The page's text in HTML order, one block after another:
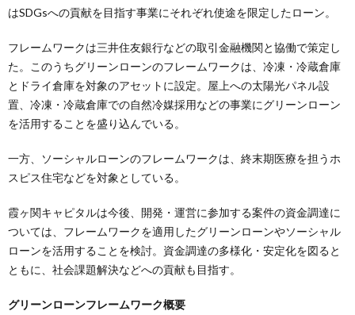
はSDGsへの貢献を目指す事業にそれぞれ使途を限定したローン。
フレームワークは三井住友銀行などの取引金融機関と協働で策定し
た。このうちグリーンローンのフレームワークは、冷凍・冷蔵倉庫
とドライ倉庫を対象のアセットに設定。屋上への太陽光パネル設
置、冷凍・冷蔵倉庫での自然冷媒採用などの事業にグリーンローン
を活用することを盛り込んでいる。
一方、ソーシャルローンのフレームワークは、終末期医療を担うホ
スピス住宅などを対象としている。
霞ヶ関キャピタルは今後、開発・運営に参加する案件の資金調達に
ついては、フレームワークを適用したグリーンローンやソーシャル
ローンを活用することを検討。資金調達の多様化・安定化を図ると
ともに、社会課題解決などへの貢献も目指す。
グリーンローンフレームワーク概要